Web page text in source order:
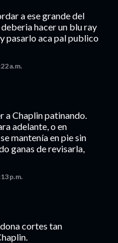
a ese grande del
hacer un blu ray
pasarlo aca pal publico
a.m.
a Chaplin patinando.
adelante, o en
mantenía en pie sin
ganas de revisarla,
p.m.
cortes tan